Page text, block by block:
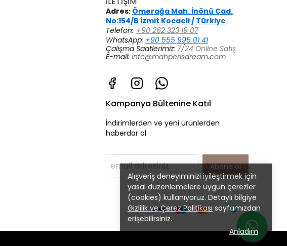
Alışveriş deneyiminizi iyileştirmek için
yasal düzenlemelere uygun çerezler
(cookies) kullanıyoruz. Detaylı bilgiye
Gizlilik ve Çerez Politikası sayfamızdan
erişebilirsiniz.
Anladım
Adres: Ömerağa Mah. İnönü Cad.
No:154/B İzmit Kocaeli / Türkiye
Telefon: +90 262 323 19 07
WhatsApp: +90 555 995 01 41
Çalışma Saatlerimiz: 7/24 Online Satış
E-mail: info@mahperisdream.com
Kampanya Bültenine Katıl
İndirimlerden ve yeni ürünlerden
haberdar ol
Abone ol